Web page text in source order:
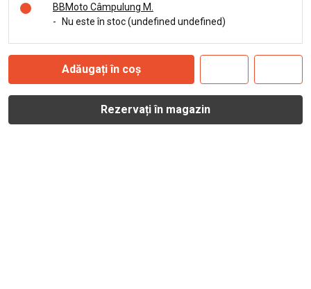
BBMoto Câmpulung M.
-
Nu este în stoc (undefined undefined)
Adăugați în coș
Rezervați în magazin